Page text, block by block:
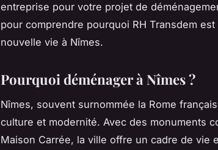
entreprise pour votre projet de
pour comprendre pourquoi RH Transdem
nouvelle vie à Nîmes.
Pourquoi déménager à Nîmes ?
Nîmes, souvent surnommée la Rome
culture et modernité. Avec des monuments
Maison Carrée, la ville offre un cadre de vie